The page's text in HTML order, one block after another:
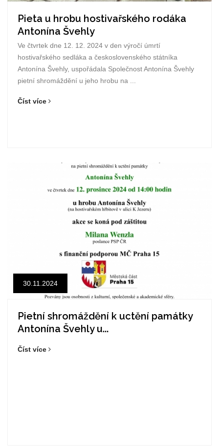
Pieta u hrobu hostivařského rodáka
Antonína Švehly
Ve čtvrtek dne 12. 12. 2024 v den výročí úmrtí
hostivařského sedláka a československého státníka
Antonína Švehly, uspořádala Společnost Antonína Švehly
pietní shromáždění u jeho hrobu na ...
Číst více
30.11.2024
Pietní shromáždění k uctění památky
Antonína Švehly u...
Číst více